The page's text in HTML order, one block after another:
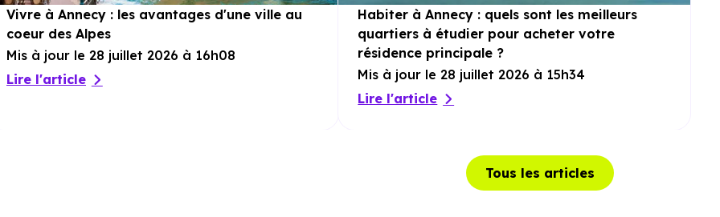
Vivre à Annecy : les avantages d'une ville au
coeur des Alpes
Mis à jour le 28 juillet 2026 à 16h08
Lire l'article
Habiter à Annecy : quels sont les meilleurs
quartiers à étudier pour acheter votre
résidence principale ?
Mis à jour le 28 juillet 2026 à 15h34
Lire l'article
Tous les articles